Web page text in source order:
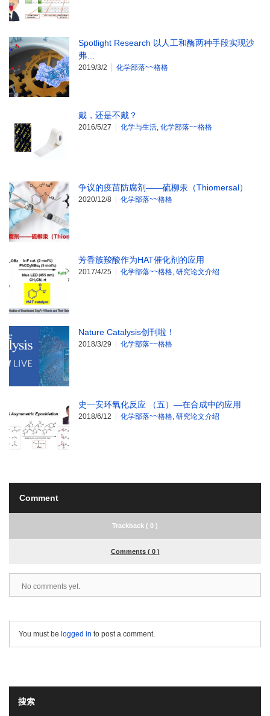
Spotlight Research 以人工和酶两种手段实现沙
弗…
2019/3/2 化学部落~~格格
戴，还是不戴？
2016/5/27 化学与生活 化学部落~~格格
争议的疫苗防腐剂——硫柳汞（Thiomersal）
2020/12/8 化学部落~~格格
芳香族羧酸作为HAT催化剂的应用
2017/4/25 化学部落~~格格 研究论文介绍
Nature Catalysis创刊啦！
2018/3/29 化学部落~~格格
史一安环氧化反应 （五）—在合成中的应用
2018/6/12 化学部落~~格格 研究论文介绍
Comment
Trackback ( 0 )
Comments ( 0 )
No comments yet.
You must be logged in to post a comment.
搜索